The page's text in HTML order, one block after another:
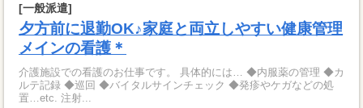
[一般派遣]
夕方前に退勤OK♪家庭と両立しやすい健康管理
メインの看護＊
介護施設での看護のお仕事です。 具体的には… ◆内服薬の管理 ◆カ
ルテ記録 ◆巡回 ◆バイタルサインチェック ◆発疹やケガなどの処
置…etc. 注射...